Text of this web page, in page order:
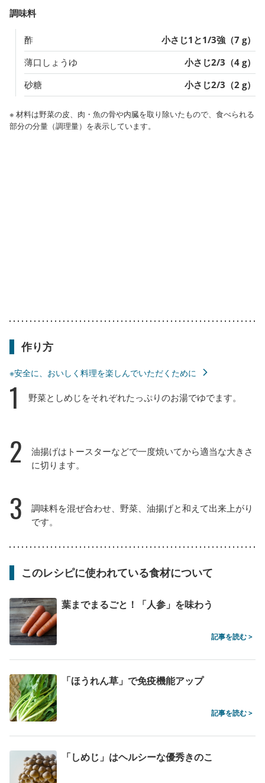
調味料
酢
小さじ1と1/3強（7 g）
薄口しょうゆ
小さじ2/3（4 g）
砂糖
小さじ2/3（2 g）
※ 材料は野菜の皮、肉・魚の骨や内臓を取り除いたもので、食べられる
部分の分量（調理量）を表示しています。
作り方
※安全に、おいしく料理を楽しんでいただくために
1 野菜としめじをそれぞれたっぷりのお湯でゆでます。
2
油揚げはトースターなどで一度焼いてから適当な大きさ
に切ります。
3
調味料を混ぜ合わせ、野菜、油揚げと和えて出来上がり
です。
このレシピに使われている食材について
葉までまるごと！「人参」を味わう
記事を読む >
「ほうれん草」で免疫機能アップ
記事を読む >
「しめじ」はヘルシーな優秀きのこ